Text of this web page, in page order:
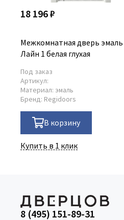
18 196 ₽
Межкомнатная дверь эмаль
Лайн 1 белая глухая
Под заказ
Артикул:
Материал: эмаль
Бренд: Regidoors
В корзину
Купить в 1 клик
8 (495) 151-89-31